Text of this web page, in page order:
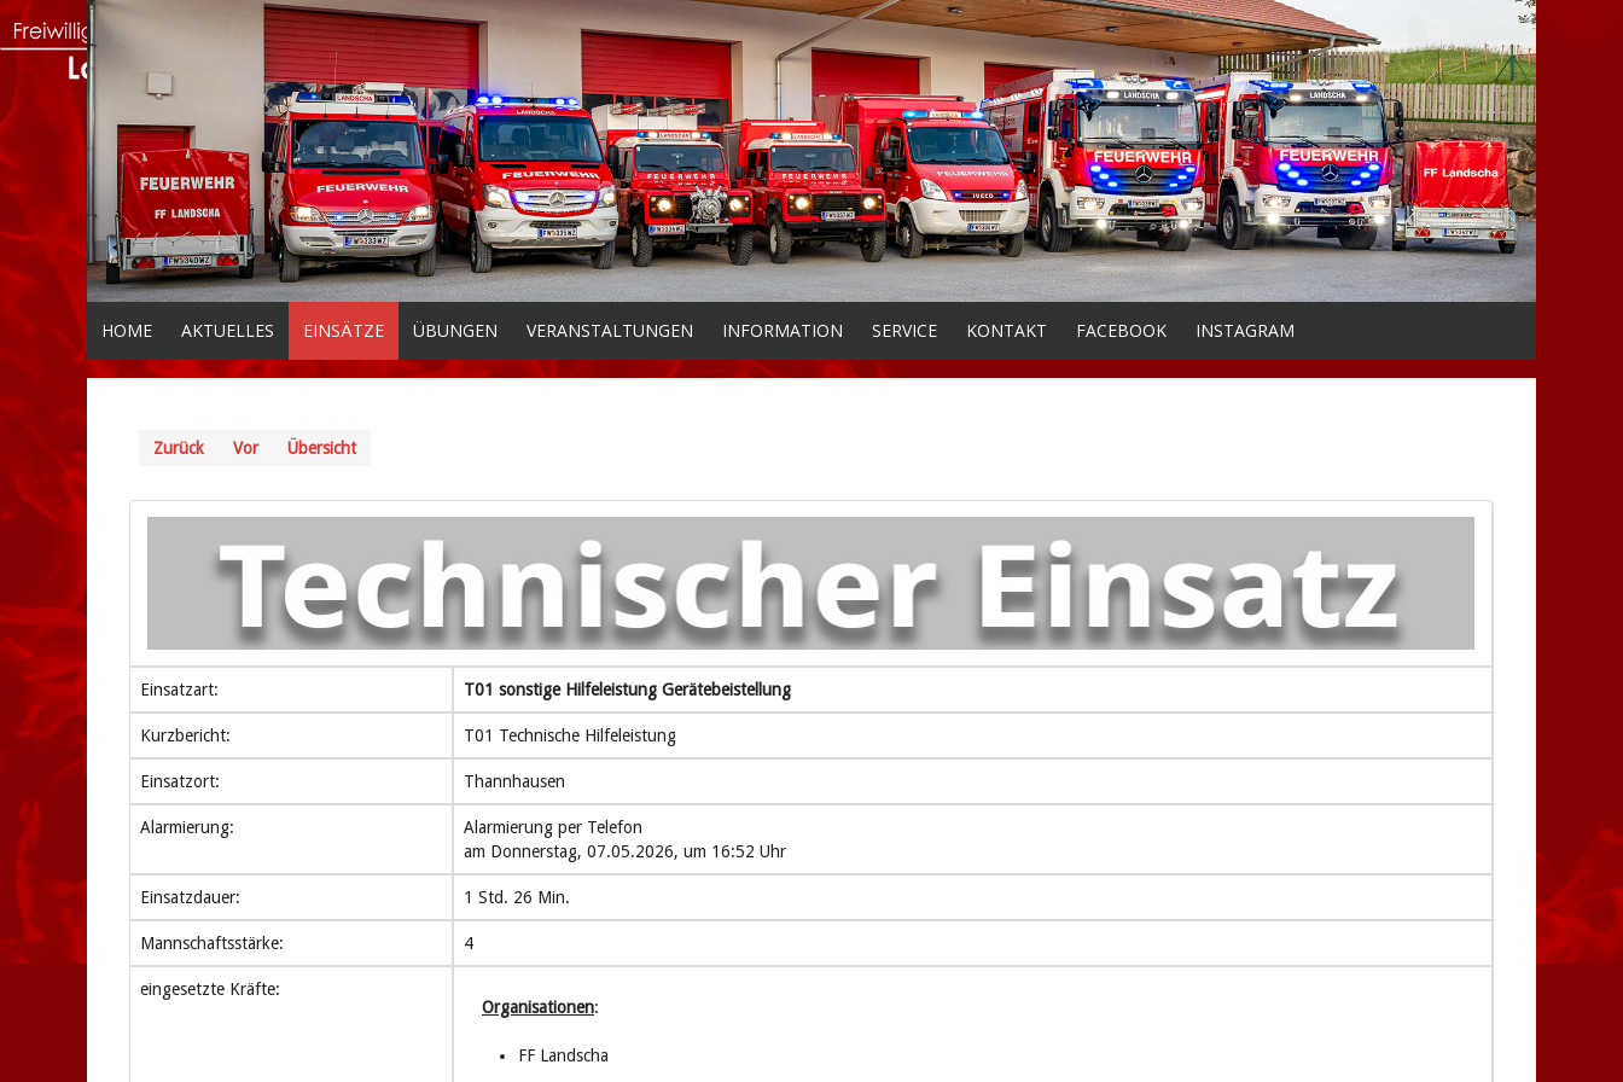
HOME AKTUELLES EINSÄTZE ÜBUNGEN VERANSTALTUNGEN INFORMATION SERVICE KONTAKT FACEBOOK INSTAGRAM
Zurück Vor Übersicht
Einsatzart: T01 sonstige Hilfeleistung Gerätebeistellung
Kurzbericht: T01 Technische Hilfeleistung
Einsatzort: Thannhausen
Alarmierung:
Alarmierung per Telefon
am Donnerstag, 07.05.2026, um 16:52 Uhr
Einsatzdauer: 1 Std. 26 Min.
Mannschaftsstärke: 4
eingesetzte Kräfte:
Organisationen:
FF Landscha